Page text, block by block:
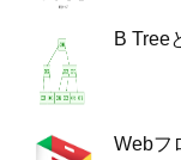
B Tree
Webフ